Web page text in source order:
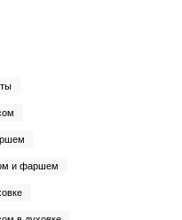
и фаршем